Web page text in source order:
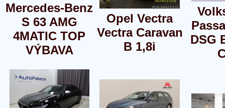
Mercedes-Benz
S 63 AMG
4MATIC TOP
VÝBAVA
Opel Vectra
Vectra Caravan
B 1,8i
DSG